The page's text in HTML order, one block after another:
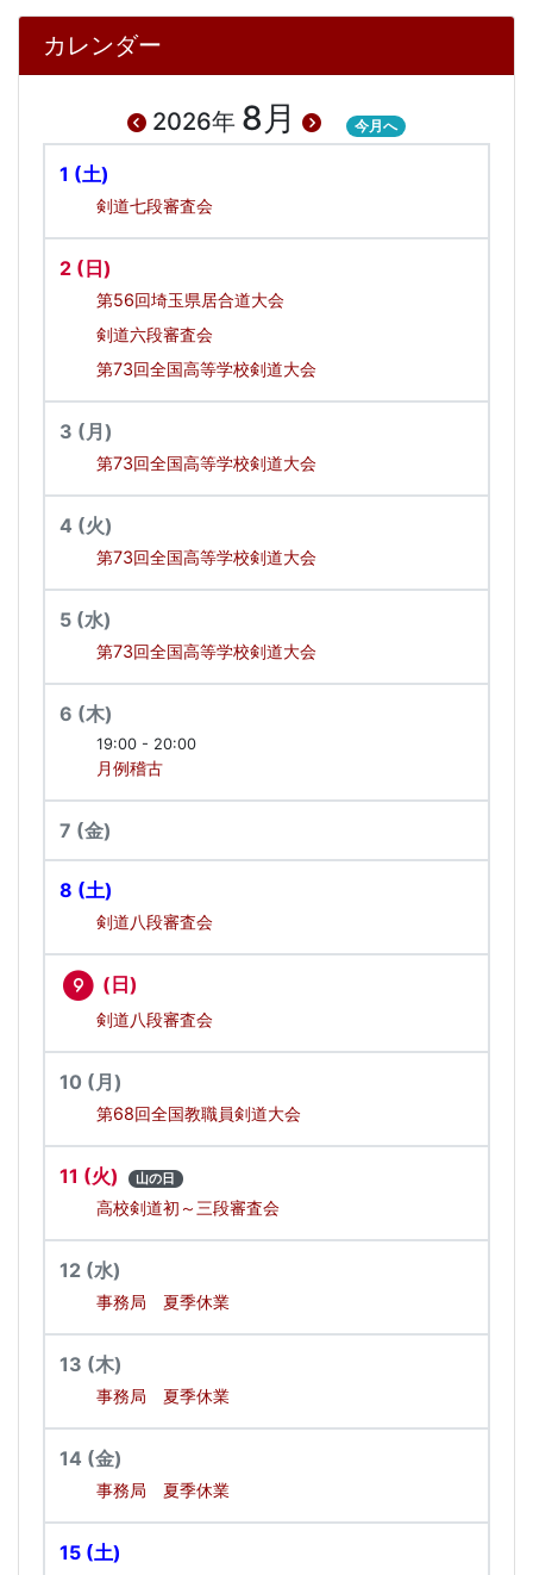
カレンダー
2026年 8月 今月へ
1 (土)
剣道七段審査会
2 (日)
第56回埼玉県居合道大会
剣道六段審査会
第73回全国高等学校剣道大会
3 (月)
第73回全国高等学校剣道大会
4 (火)
第73回全国高等学校剣道大会
5 (水)
第73回全国高等学校剣道大会
6 (木)
19:00 - 20:00
月例稽古
7 (金)
8 (土)
剣道八段審査会
9 (日)
剣道八段審査会
10 (月)
第68回全国教職員剣道大会
11 (火) 山の日
高校剣道初～三段審査会
12 (水)
事務局 夏季休業
13 (木)
事務局 夏季休業
14 (金)
事務局 夏季休業
15 (土)